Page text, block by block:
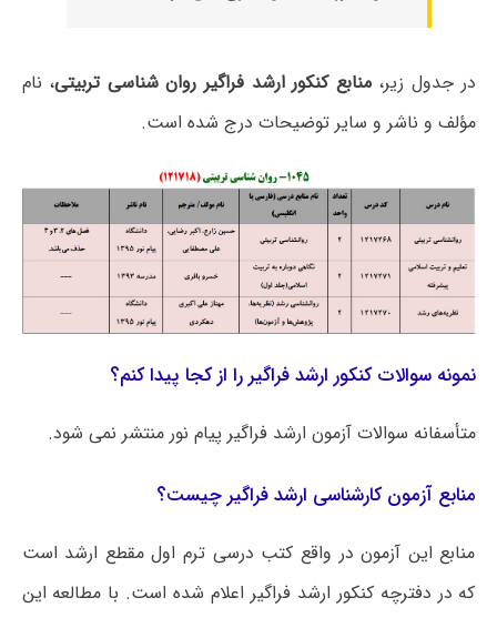
در جدول زیر،منابع کنکور ارشد فراگیر روان شناسی تربیتی، نام
مؤلف و ناشر و سایر توضیحات درج شده است.
نمونه سوالات کنکور ارشد فراگیر را از کجا پیدا کنم؟
متأسفانه سوالات آزمون ارشد فراگیر پیام نور منتشر نمی شود.
منابع آزمون کارشناسی ارشد فراگیر چیست؟
منابع این آزمون در واقع کتب درسی ترم اول مقطع ارشد است
که در دفترچه کنکور ارشد فراگیر اعلام شده است. با مطالعه این